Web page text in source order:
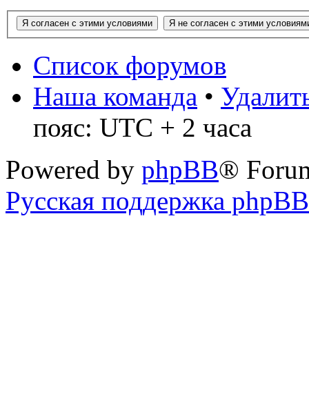
Список форумов
Наша команда •
пояс: UTC + 2 часа
Powered by phpBB®
Русская поддержка phpBB